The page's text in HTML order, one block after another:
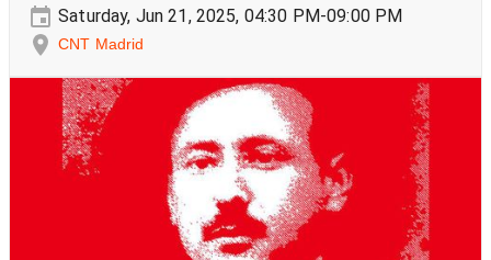
Saturday, Jun 21, 2025, 04:30 PM-09:00 PM
CNT Madrid